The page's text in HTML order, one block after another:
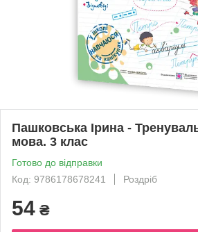
Пашковська Ірина -
мова. 3 клас
Готово до відправки
Код: 9786178678241
Роздріб
54 ₴